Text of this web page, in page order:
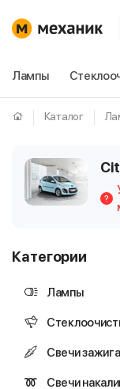
Лампы
Каталог
?
Категории
Лампы
Свечи
Свечи